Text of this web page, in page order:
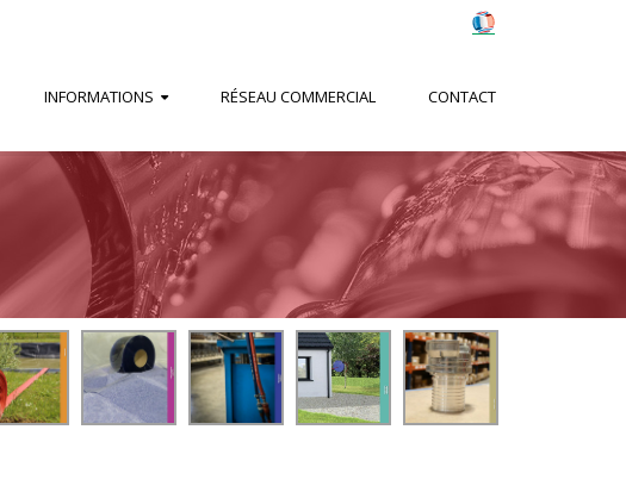
INFORMATIONS RÉSEAU COMMERCIAL CONTACT